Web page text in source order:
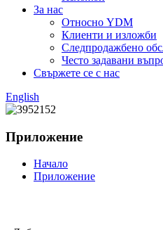
За нас
Относно YDM
Клиенти и изложби
Следпродажбено
Често задавани
Свържете се с нас
English
Приложение
Начало
Приложение